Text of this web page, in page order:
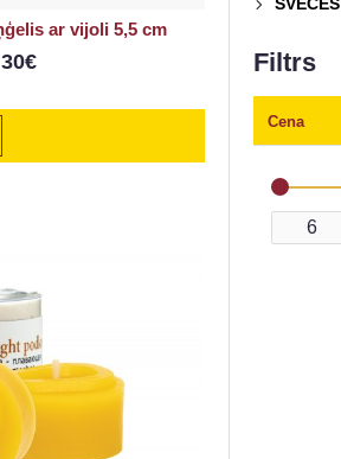
ar vijoli 5,5 cm
Filtrs
Cena